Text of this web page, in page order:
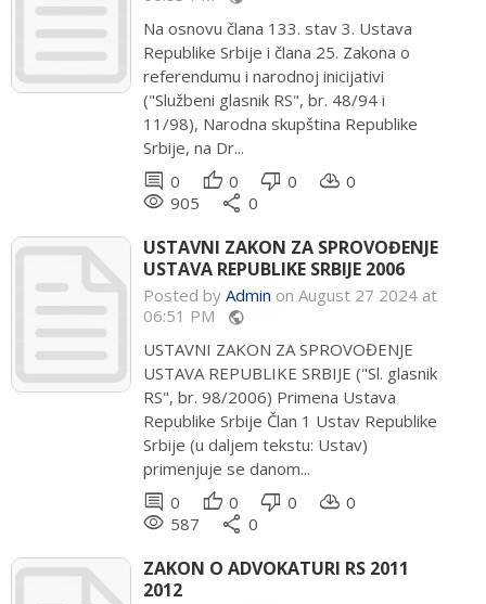
Na osnovu člana 133. stav 3. Ustava
Republike Srbije i člana 25. Zakona o
referendumu i narodnoj inicijativi
("Službeni glasnik RS", br. 48/94 i
11/98), Narodna skupština Republike
Srbije, na Dr...
comment 0 thumb_up 0 thumb_down 0 cloud_download 0
remove_red_eye 905 share 0
USTAVNI ZAKON ZA SPROVOĐENJE
USTAVA REPUBLIKE SRBIJE 2006
Posted by Admin on August 27 2024 at
06:51 PM public
USTAVNI ZAKON ZA SPROVOĐENJE
USTAVA REPUBLIKE SRBIJE ("Sl. glasnik
RS", br. 98/2006) Primena Ustava
Republike Srbije Član 1 Ustav Republike
Srbije (u daljem tekstu: Ustav)
primenjuje se danom...
comment 0 thumb_up 0 thumb_down 0 cloud_download 0
remove_red_eye 587 share 0
ZAKON O ADVOKATURI RS 2011
2012